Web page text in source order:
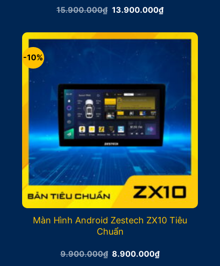
15.900.000₫ Giá
15.900.000₫.
13.900.000₫Giá
hiện
là:
13.900.000₫.
-10%
Màn Hình Android Zestech ZX10 Tiêu
Chuẩn
9.900.000₫ Giá
8.900.000₫Giá